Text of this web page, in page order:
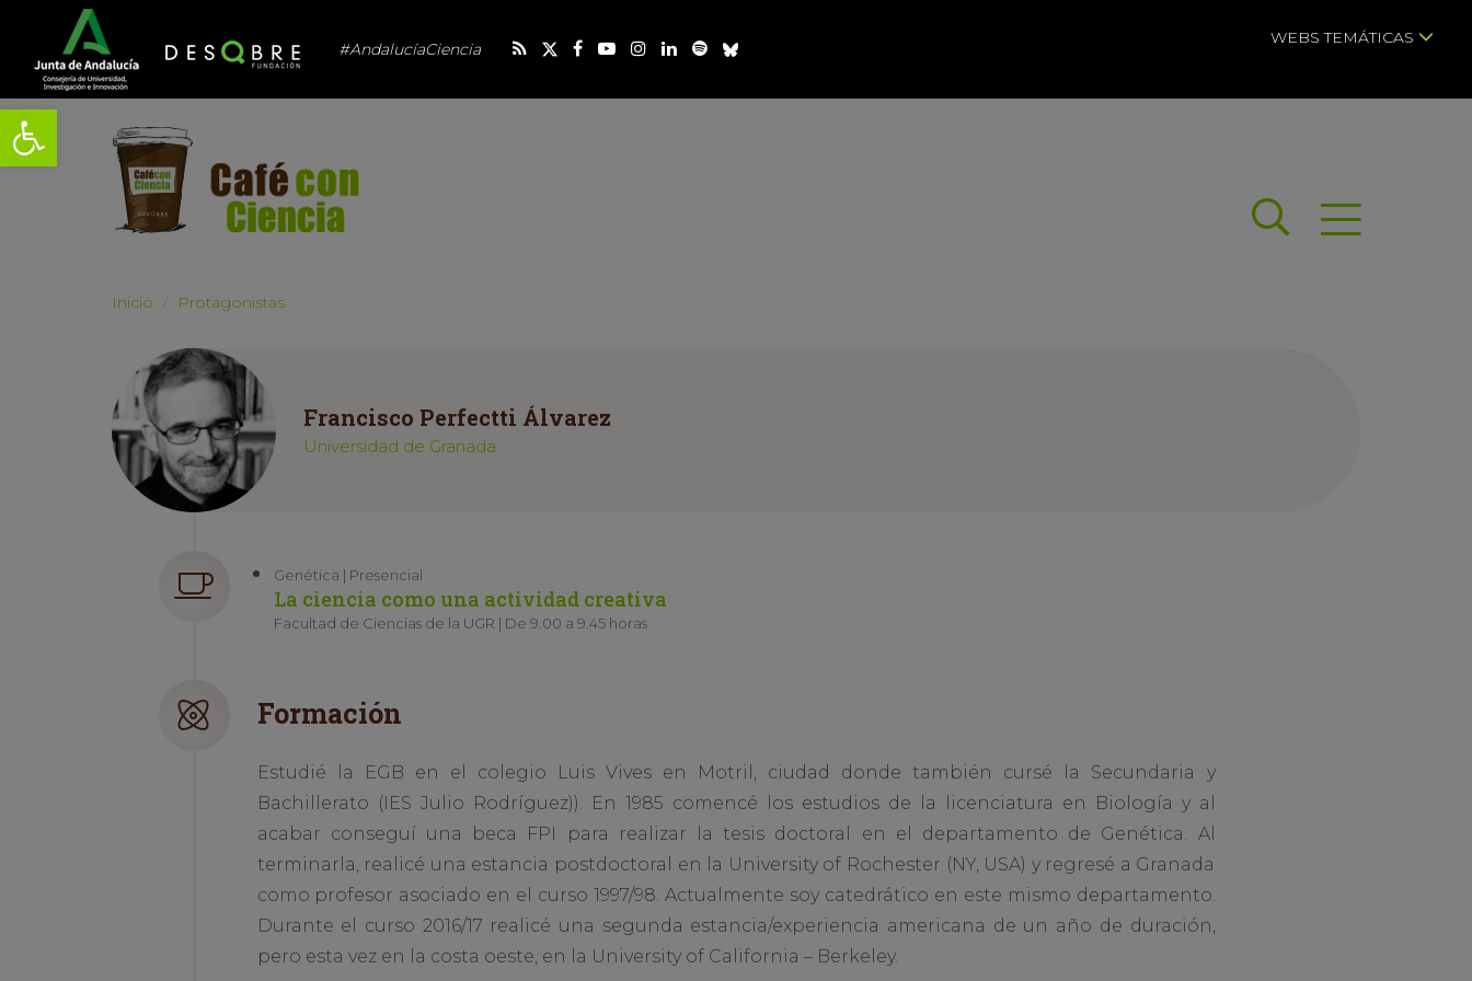
Abrir barra de herramientas
#AndalucíaCiencia
WEBS TEMÁTICAS
BuscarAbrir menú
Inicio Protagonistas
Francisco Perfectti Álvarez
Universidad de Granada
Genética | Presencial
La ciencia como una actividad creativa
Facultad de Ciencias de la UGR | De 9.00 a 9.45 horas
Formación
Estudié la EGB en el colegio Luis Vives en Motril, ciudad donde también cursé la Secundaria y
Bachillerato (IES Julio Rodríguez)). En 1985 comencé los estudios de la licenciatura en Biología y al
acabar conseguí una beca FPI para realizar la tesis doctoral en el departamento de Genética. Al
terminarla, realicé una estancia postdoctoral en la University of Rochester (NY, USA) y regresé a Granada
como profesor asociado en el curso 1997/98. Actualmente soy catedrático en este mismo departamento.
Durante el curso 2016/17 realicé una segunda estancia/experiencia americana de un año de duración,
pero esta vez en la costa oeste, en la University of California – Berkeley.